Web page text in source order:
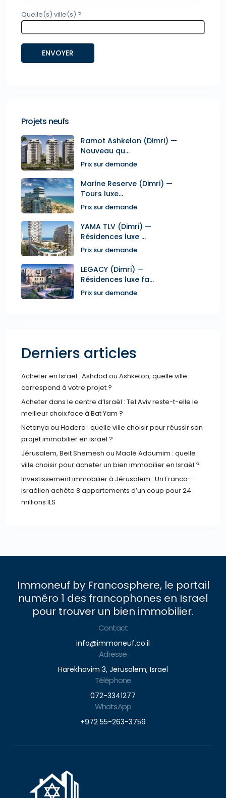
Quelle(s) ville(s) ?
Projets neufs
Ramot Ashkelon (Dimri) —
Nouveau qu...
Prix sur demande
Marine Reserve (Dimri) —
Tours luxe...
Prix sur demande
YAMA TLV (Dimri) —
Résidences luxe ...
Prix sur demande
LEGACY (Dimri) —
Résidences luxe fa...
Prix sur demande
Derniers articles
Acheter en Israël : Ashdod ou Ashkelon, quelle ville
correspond à votre projet ?
Acheter dans le centre d’Israël : Tel Aviv reste-t-elle le
meilleur choix face à Bat Yam ?
Netanya ou Hadera : quelle ville choisir pour réussir son
projet immobilier en Israël ?
Jérusalem, Beit Shemesh ou Maalé Adoumim : quelle
ville choisir pour acheter un bien immobilier en Israël ?
Investissement immobilier à Jérusalem : Un Franco-
Israélien achète 8 appartements d’un coup pour 24
millions ILS
Immoneuf by Francosphere, le portail
numéro 1 des francophones en Israel
pour trouver un bien immobilier.
Contact
info@immoneuf.co.il
Adresse
Harekhavim 3, Jerusalem, Israel
Téléphone
072-3341277
WhatsApp
+972 55-263-3759